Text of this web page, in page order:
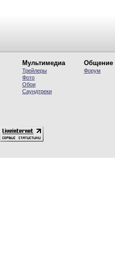
Мультимедиа
Трейлеры
Фото
Обои
Саундтреки
Общение
Форум